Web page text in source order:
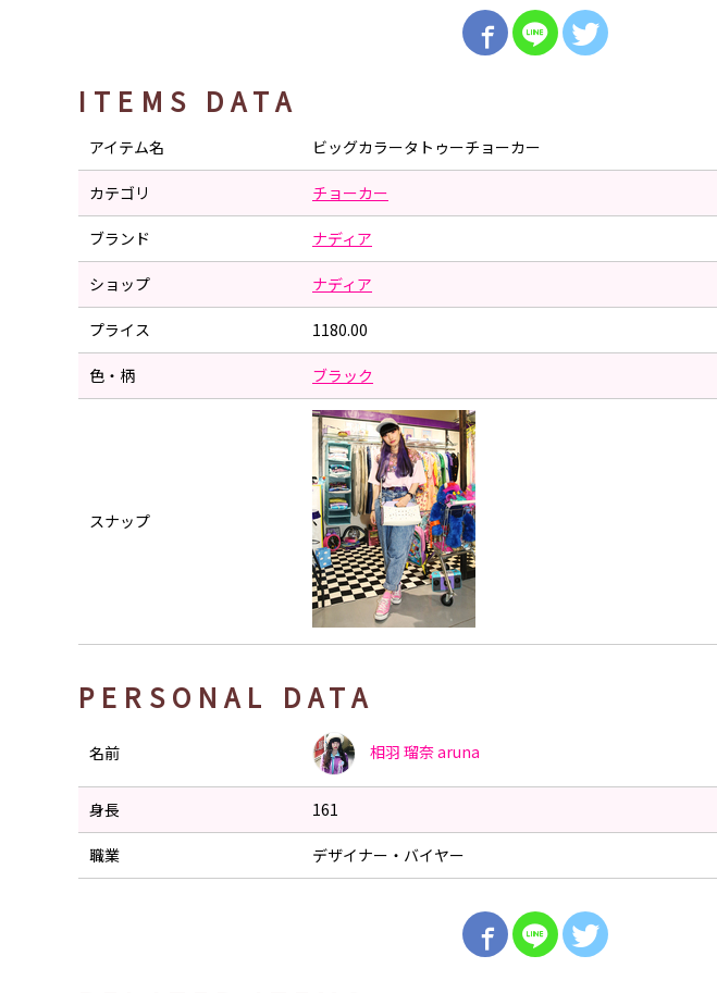
ITEMS DATA
アイテム名 ビッグカラータトゥーチョーカー
カテゴリ チョーカー
ブランド ナディア
ショップ ナディア
プライス 1180.00
色・柄 ブラック
スナップ
PERSONAL DATA
名前 相羽 瑠奈aruna
身長 161
職業 デザイナー・バイヤー